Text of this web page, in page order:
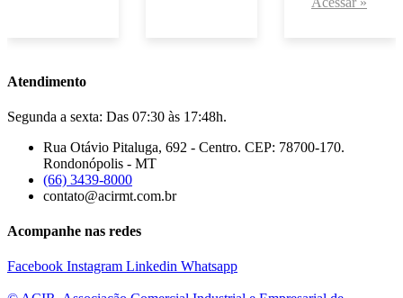
Atendimento
Segunda a sexta: Das 07:30 às 17:48h.
Rua Otávio Pitaluga, 692 - Centro. CEP: 78700-170.
Rondonópolis - MT
(66) 3439-8000
contato@acirmt.com.br
Acompanhe nas redes
Facebook Instagram Linkedin Whatsapp